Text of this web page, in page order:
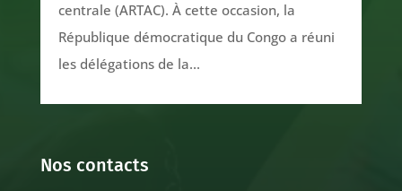
centrale (ARTAC). À cette occasion, la
République démocratique du Congo a réuni
les délégations de la...
Nos contacts